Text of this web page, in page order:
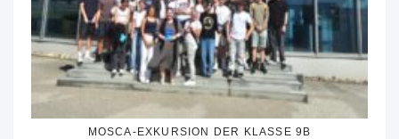
MOSCA-EXKURSION DER KLASSE 9B